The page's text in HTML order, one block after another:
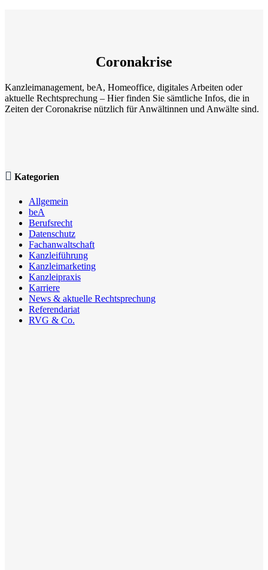
Coronakrise
Kanzleimanagement, beA, Homeoffice, digitales Arbeiten oder
aktuelle Rechtsprechung – Hier finden Sie sämtliche Infos, die in
Zeiten der Coronakrise nützlich für Anwältinnen und Anwälte sind.
 Kategorien
Allgemein
beA
Berufsrecht
Datenschutz
Fachanwaltschaft
Kanzleiführung
Kanzleimarketing
Kanzleipraxis
Karriere
News & aktuelle Rechtsprechung
Referendariat
RVG & Co.